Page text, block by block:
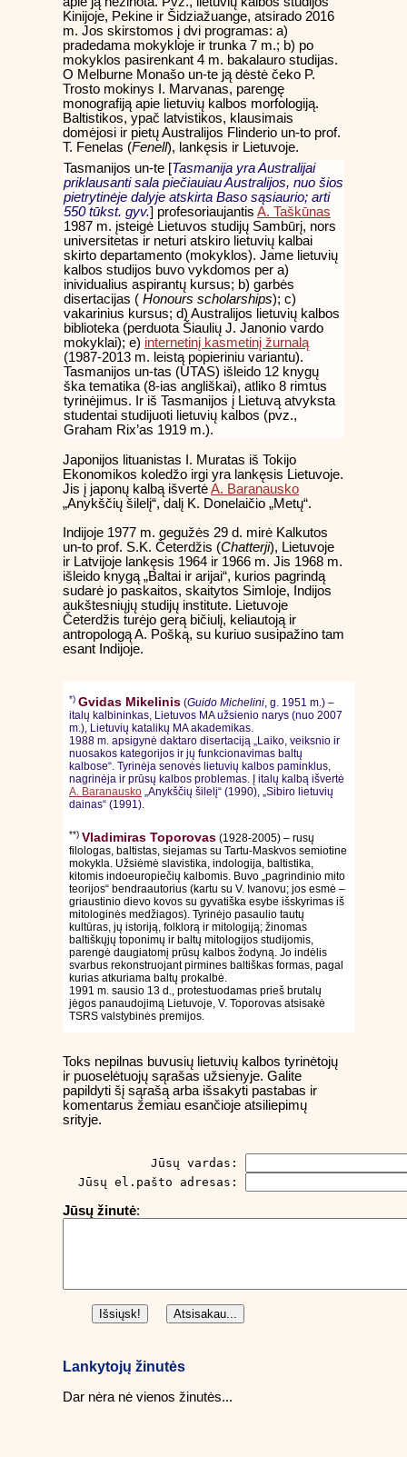
Kinijoje, Pekine ir Šidziažuange, atsirado 2016
m. Jos skirstomos į dvi programas: a)
pradedama mokykloje ir trunka 7 m.; b) po
mokyklos pasirenkant 4 m. bakalauro studijas.
O Melburne Monašo un-te ją dėstė čeko P.
Trosto mokinys I. Marvanas, parengę
monografiją apie lietuvių kalbos morfologiją.
Baltistikos, ypač latvistikos, klausimais
domėjosi ir pietų Australijos Flinderio un-to prof.
T. Fenelas (Fenell), lankęsis ir Lietuvoje.
Tasmanijos un-te [Tasmanija yra Australijai
priklausanti sala piečiauiau Australijos, nuo šios
pietrytinėje dalyje atskirta Baso sąsiaurio; arti
550 tūkst. gyv.] profesoriaujantis A. Taškūnas
1987 m. įsteigė Lietuvos studijų Sambūrį, nors
universitetas ir neturi atskiro lietuvių kalbai
skirto departamento (mokyklos). Jame lietuvių
kalbos studijos buvo vykdomos per a)
inividualius aspirantų kursus; b) garbės
disertacijas ( Honours scholarships); c)
vakarinius kursus; d) Australijos lietuvių kalbos
biblioteka (perduota Šiaulių J. Janonio vardo
mokyklai); e) internetinį kasmetinį žurnalą
(1987-2013 m. leistą popieriniu variantu).
Tasmanijos un-tas (UTAS) išleido 12 knygų
ška tematika (8-ias angliškai), atliko 8 rimtus
tyrinėjimus. Ir iš Tasmanijos į Lietuvą atvyksta
studentai studijuoti lietuvių kalbos (pvz.,
Graham Rix’as 1919 m.).
Japonijos lituanistas I. Muratas iš Tokijo
Ekonomikos koledžo irgi yra lankęsis Lietuvoje.
Jis į japonų kalbą išvertėA. Baranausko
„Anykščių šilelį“, dalį K. Donelaičio „Metų“.
Indijoje 1977 m. gegužės 29 d. mirė Kalkutos
un-to prof. S.K. Četerdžis (Chatterji), Lietuvoje
ir Latvijoje lankęsis 1964 ir 1966 m. Jis 1968 m.
išleido knygą „Baltai ir arijai“, kurios pagrindą
sudarė jo paskaitos, skaitytos Simloje, Indijos
aukštesniųjų studijų institute. Lietuvoje
Četerdžis turėjo gerą bičiulį, keliautoją ir
antropologą A. Pošką, su kuriuo susipažino tam
esant Indijoje.
*) Gvidas Mikelinis (Guido Michelini, g. 1951 m.) –
italų kalbininkas, Lietuvos MA užsienio narys (nuo 2007
m.), Lietuvių katalikų MA akademikas.
1988 m. apsigynė daktaro disertaciją „Laiko, veiksnio ir
nuosakos kategorijos ir jų funkcionavimas baltų
kalbose“. Tyrinėja senovės lietuvių kalbos paminklus,
nagrinėja ir prūsų kalbos problemas. Į italų kalbą išvertė
A. Baranausko „Anykščių šilelį“ (1990), „Sibiro lietuvių
dainas“ (1991).
**) Vladimiras Toporovas (1928-2005) – rusų
filologas, baltistas, siejamas su Tartu-Maskvos semiotine
mokykla. Užsiėmė slavistika, indologija, baltistika,
kitomis indoeuropiečių kalbomis. Buvo „pagrindinio mito
teorijos“ bendraautorius (kartu su V. Ivanovu; jos esmė –
griaustinio dievo kovos su gyvatiška esybe išskyrimas iš
mitologinės medžiagos). Tyrinėjo pasaulio tautų
kultūras, jų istoriją, folklorą ir mitologiją; žinomas
baltiškųjų toponimų ir baltų mitologijos studijomis,
parengė daugiatomį prūsų kalbos žodyną. Jo indėlis
svarbus rekonstruojant pirmines baltiškas formas, pagal
kurias atkuriama baltų prokalbė.
1991 m. sausio 13 d., protestuodamas prieš brutalų
jėgos panaudojimą Lietuvoje, V. Toporovas atsisakė
TSRS valstybinės premijos.
Toks nepilnas buvusių lietuvių kalbos tyrinėtojų
ir puoselėtuojų sąrašas užsienyje. Galite
papildyti šį sąrašą arba išsakyti pastabas ir
komentarus žemiau esančioje atsiliepimų
srityje.
Jūsų vardas:
Jūsų el.pašto adresas:
Jūsų žinutė:
Lankytojų žinutės
Dar nėra nė vienos žinutės...